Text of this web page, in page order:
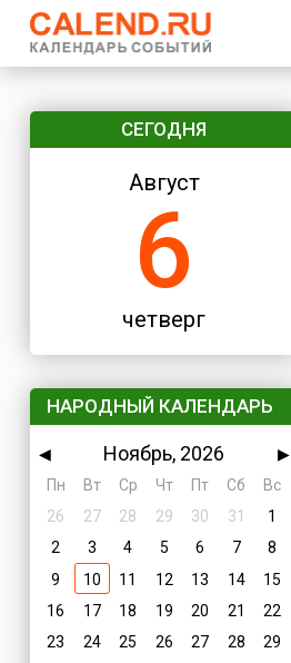
СЕГОДНЯ
Август
6
четверг
НАРОДНЫЙ КАЛЕНДАРЬ
◀ Ноябрь, 2026
▶
Пн
Вт Ср Чт Пт Сб
Вс
26
27 28 29 30 31
1
2
3 4 5 6 7
8
9
10 11 12 13 14
15
16
17 18 19 20 21
22
23
24 25 26 27 28
29